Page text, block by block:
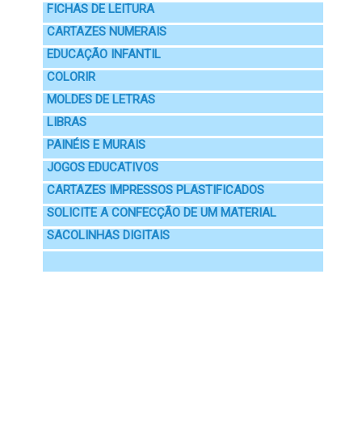
FICHAS DE LEITURA
CARTAZES NUMERAIS
EDUCAÇÃO INFANTIL
COLORIR
MOLDES DE LETRAS
LIBRAS
PAINÉIS E MURAIS
JOGOS EDUCATIVOS
CARTAZES IMPRESSOS PLASTIFICADOS
SOLICITE A CONFECÇÃO DE UM MATERIAL
SACOLINHAS DIGITAIS